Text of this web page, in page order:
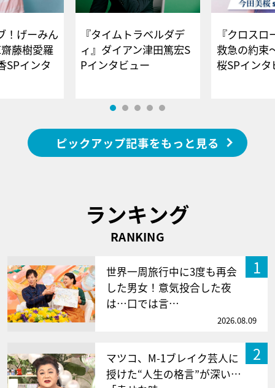
！げーみん
藤樹愛羅
SPインタ
『タイムトラベルダデ
ィ』ダイアン津田篤宏S
Pインタビュー
『クロス
救急の約束
桜SPイ
ピックアップ記事をもっと見る
ランキング
RANKING
1
世界一周旅行中に3度も再会
した男女！意気投合した夜
は…口では言…
2026.08.09
2
マツコ、M-1ブレイク芸人に
授けた“人生の格言”が深い…